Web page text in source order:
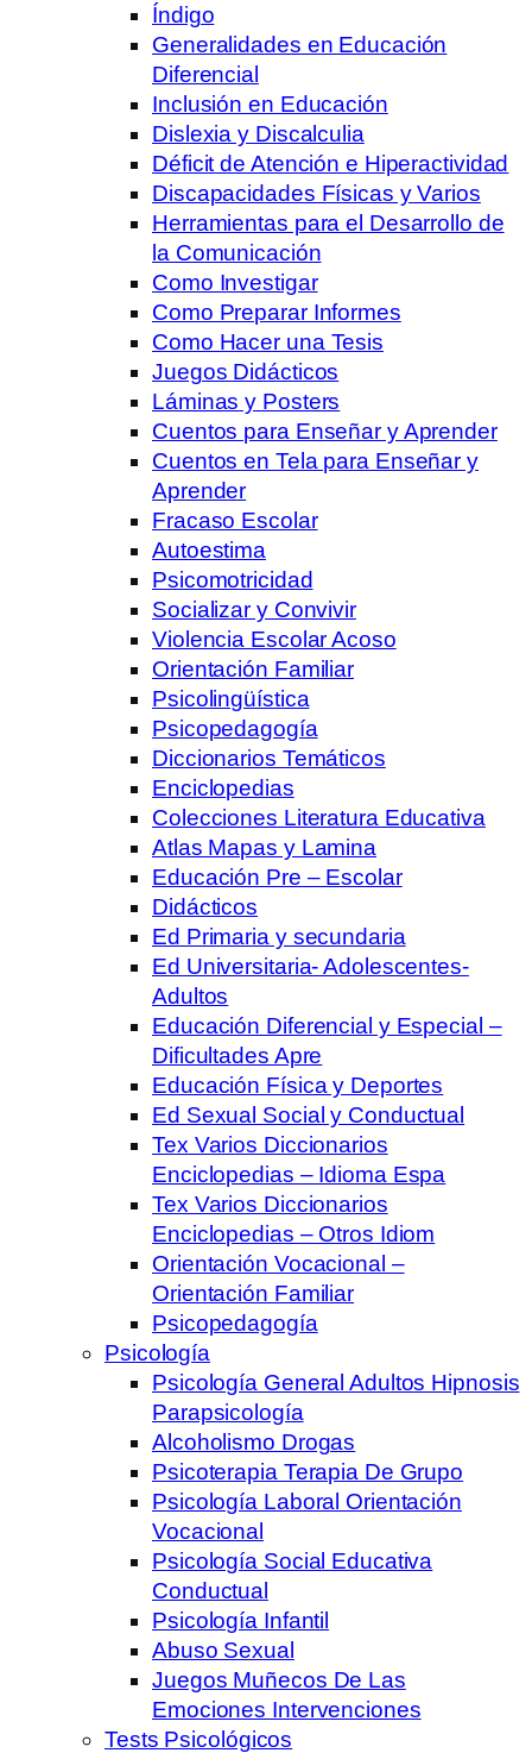
Índigo
Generalidades en Educación
Diferencial
Inclusión en Educación
Dislexia y Discalculia
Déficit de Atención e Hiperactividad
Discapacidades Físicas y Varios
Herramientas para el Desarrollo de
la Comunicación
Como Investigar
Como Preparar Informes
Como Hacer una Tesis
Juegos Didácticos
Láminas y Posters
Cuentos para Enseñar y Aprender
Cuentos en Tela para Enseñar y
Aprender
Fracaso Escolar
Autoestima
Psicomotricidad
Socializar y Convivir
Violencia Escolar Acoso
Orientación Familiar
Psicolingüística
Psicopedagogía
Diccionarios Temáticos
Enciclopedias
Colecciones Literatura Educativa
Atlas Mapas y Lamina
Educación Pre – Escolar
Didácticos
Ed Primaria y secundaria
Ed Universitaria- Adolescentes-
Adultos
Educación Diferencial y Especial –
Dificultades Apre
Educación Física y Deportes
Ed Sexual Social y Conductual
Tex Varios Diccionarios
Enciclopedias – Idioma Espa
Tex Varios Diccionarios
Enciclopedias – Otros Idiom
Orientación Vocacional –
Orientación Familiar
Psicopedagogía
Psicología
Psicología General Adultos Hipnosis
Parapsicología
Alcoholismo Drogas
Psicoterapia Terapia De Grupo
Psicología Laboral Orientación
Vocacional
Psicología Social Educativa
Conductual
Psicología Infantil
Abuso Sexual
Juegos Muñecos De Las
Emociones Intervenciones
Tests Psicológicos